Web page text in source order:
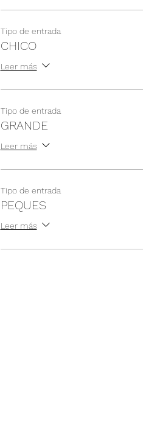
Tipo de entrada
CHICO
Leer más
Tipo de entrada
GRANDE
Leer más
Tipo de entrada
PEQUES
Leer más